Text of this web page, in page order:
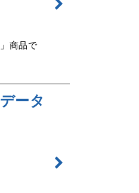
商品で
ータ